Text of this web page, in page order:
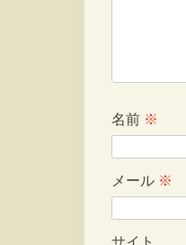
名前 ※
メール ※